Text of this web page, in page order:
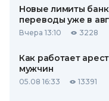
Новые лимиты
переводы уже в
Вчера 13:10 3228
Как работает
мужчин
05.08 16:33 13391